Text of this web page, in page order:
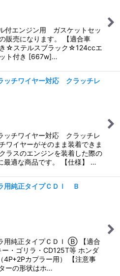
付エンジン用 ガスケットセッ
販売になります。 【適合車
☆ステルスブラック☆124ccエ
ト付き [667w]…
ッチワイヤー対応 クラッチレ
ッチワイヤー対応 クラッチレ
ワイヤーがそのまま装着できま
ラスのエンジンを装着した際の
最適な商品です。 【仕様】 …
用純正タイプＣＤＩ Ｂ
用純正タイプＣＤＩ Ⓑ 【適合
・ゴリラ・CD125T等 ホンダ
4P+2Pカプラー用） 【注意事
の形状はホ…